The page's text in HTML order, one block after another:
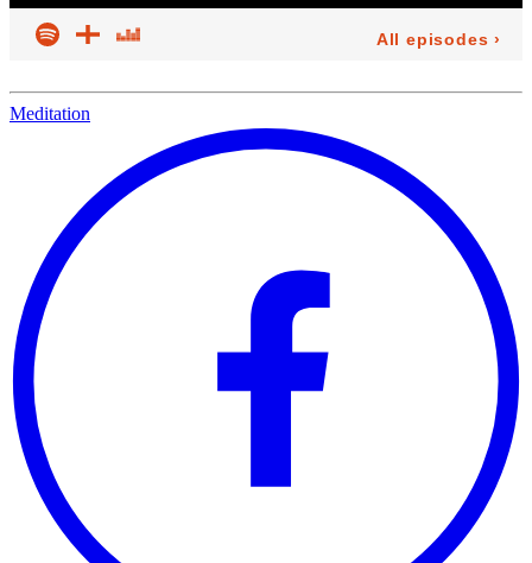
Meditation